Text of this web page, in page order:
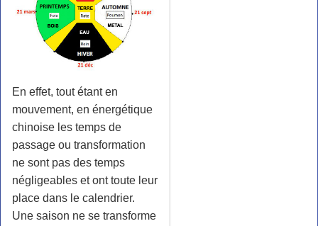
En effet, tout étant en
mouvement, en énergétique
chinoise les temps de
passage ou transformation
ne sont pas des temps
négligeables et ont toute leur
place dans le calendrier.
Une saison ne se transforme